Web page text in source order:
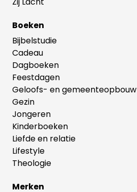
Boeken
Bijbelstudie
Cadeau
Dagboeken
Feestdagen
Geloofs- en gemeenteopbouw
Gezin
Jongeren
Kinderboeken
Liefde en relatie
Lifestyle
Theologie
Merken